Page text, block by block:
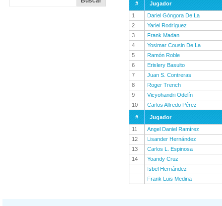
#
Jugador
1
Dariel Góngora De La
2
Yariel Rodríguez
3
Frank Madan
4
Yosimar Cousin De La
5
Ramón Roble
6
Erislery Basulto
7
Juan S. Contreras
8
Roger Trench
9
Vicyohandri Odelín
10
Carlos Alfredo Pérez
#
Jugador
11
Angel Daniel Ramírez
12
Lisander Hernández
13
Carlos L. Espinosa
14
Yoandy Cruz
Isbel Hernández
Frank Luis Medina